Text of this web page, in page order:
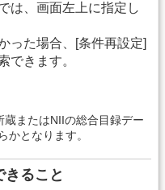
は、画面左上に指定し
った場合、[条件再設定]
できます。
またはNIIの総合目録デー
かとなります。
ること